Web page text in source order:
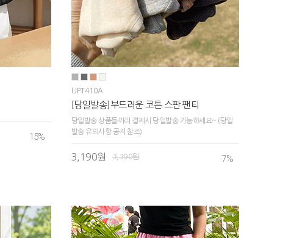
15%
UPT410A
[당일발송]부드러운 코튼 스판 팬티
당일발송 상품들끼리 결제시 당일발송 가능하세요~ (당일
발송 유의사항 공지 참조)
3,190원 3,390원 7%